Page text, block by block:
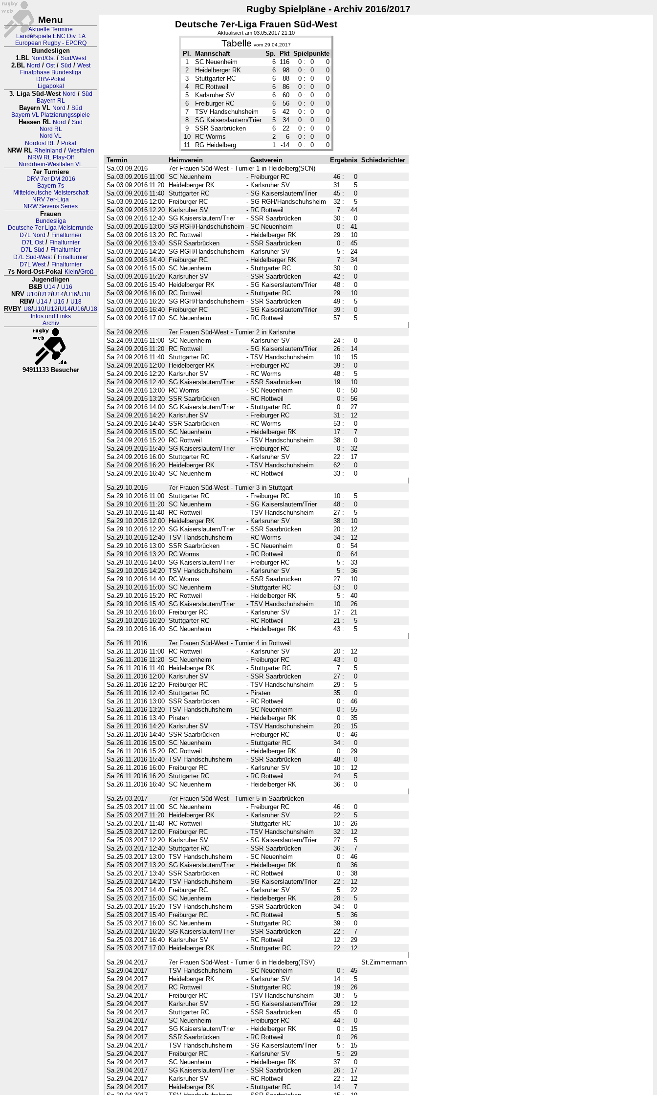
Rugby Spielpläne - Archiv 2016/2017
Menu
Aktuelle Termine
Länderspiele ENC Div. 1A
European Rugby - EPCRQ
Bundesligen
1.BL Nord/Ost/ Süd/West
2.BL Nord / Ost/ Süd / West
Finalphase Bundesliga
DRV-Pokal
Ligapokal
3. Liga Süd-West Nord / Süd
Bayern RL
Bayern VL Nord / Süd
Bayern VL Platzierungsspiele
Hessen RL Nord / Süd
Nord RL
Nord VL
Nordost RL / Pokal
NRW RL Rheinland / Westfalen
NRW RL Play-Off
Nordrhein-Westfalen VL
7er Turniere
DRV 7er DM 2016
Bayern 7s
Mitteldeutsche Meisterschaft
NRV 7er-Liga
NRW Sevens Series
Frauen
Bundesliga
Deutsche 7er Liga Meisterrunde
D7L Nord / Finalturnier
D7L Ost/ Finalturnier
D7L Süd / Finalturnier
D7L Süd-West/ Finalturnier
D7L West/ Finalturnier
7s Nord-Ost-Pokal Klein/Groß
Jugendligen
B&B U14 / U16
NRV U10/U12/U14/U16/U18
RBW U14 / U16 / U18
RVBY U8/U10/U12/U14/U16/U18
Infos und Links
Archiv
94911133 Besucher
Deutsche 7er-Liga Frauen Süd-West
Aktualisiert am 03.05.2017 21:10
Tabelle vom 29.04.2017
Pl. Mannschaft Sp. Pkt Spielpunkte
1
SC Neuenheim 6 116 0 : 0
0
2
Heidelberger RK 6 98 0 : 0
0
3
Stuttgarter RC 6 88 0 : 0
0
4
RC Rottweil 6 86 0 : 0
0
5
Karlsruher SV 6 60 0 : 0
0
6
Freiburger RC 6 56 0 : 0
0
7
TSV Handschuhsheim 6 42 0 : 0
0
8
SG Kaiserslautern/Trier 5 34 0 : 0
0
9
SSR Saarbrücken 6 22 0 : 0
0
10
RC Worms 2 6 0 : 0
0
11
RG Heidelberg 1 -14 0 : 0 0
Termin Heimverein Gastverein Ergebnis Schiedsrichter
Sa.03.09.2016
7er Frauen Süd-West - Turnier 1 in Heidelberg(SCN)
Sa.03.09.2016 11:00 SC Neuenheim - Freiburger RC 46 :
0
Sa.03.09.2016 11:20 Heidelberger RK - Karlsruher SV 31 :
5
Sa.03.09.2016 11:40 Stuttgarter RC - SG Kaiserslautern/Trier 45 :
0
Sa.03.09.2016 12:00 Freiburger RC - SG RGH/Handschuhsheim 32 :
5
Sa.03.09.2016 12:20 Karlsruher SV - RC Rottweil 7 :
44
Sa.03.09.2016 12:40 SG Kaiserslautern/Trier - SSR Saarbrücken 30 :
0
Sa.03.09.2016 13:00 SG RGH/Handschuhsheim - SC Neuenheim 0 :
41
Sa.03.09.2016 13:20 RC Rottweil - Heidelberger RK 29 :
10
Sa.03.09.2016 13:40 SSR Saarbrücken - SSR Saarbrücken 0 :
45
Sa.03.09.2016 14:20 SG RGH/Handschuhsheim - Karlsruher SV 5 :
24
Sa.03.09.2016 14:40 Freiburger RC - Heidelberger RK 7 :
34
Sa.03.09.2016 15:00 SC Neuenheim - Stuttgarter RC 30 :
0
Sa.03.09.2016 15:20 Karlsruher SV - SSR Saarbrücken 42 :
0
Sa.03.09.2016 15:40 Heidelberger RK - SG Kaiserslautern/Trier 48 :
0
Sa.03.09.2016 16:00 RC Rottweil - Stuttgarter RC 29 :
10
Sa.03.09.2016 16:20 SG RGH/Handschuhsheim - SSR Saarbrücken 49 :
5
Sa.03.09.2016 16:40 Freiburger RC - SG Kaiserslautern/Trier 39 :
0
Sa.03.09.2016 17:00 SC Neuenheim - RC Rottweil 57 :
5
Sa.24.09.2016
7er Frauen Süd-West - Turnier 2 in Karlsruhe
Sa.24.09.2016 11:00 SC Neuenheim - Karlsruher SV 24 :
0
Sa.24.09.2016 11:20 RC Rottweil - SG Kaiserslautern/Trier 26 :
14
Sa.24.09.2016 11:40 Stuttgarter RC - TSV Handschuhsheim 10 :
15
Sa.24.09.2016 12:00 Heidelberger RK - Freiburger RC 39 :
0
Sa.24.09.2016 12:20 Karlsruher SV - RC Worms 48 :
5
Sa.24.09.2016 12:40 SG Kaiserslautern/Trier - SSR Saarbrücken 19 :
10
Sa.24.09.2016 13:00 RC Worms - SC Neuenheim 0 :
50
Sa.24.09.2016 13:20 SSR Saarbrücken - RC Rottweil 0 :
56
Sa.24.09.2016 14:00 SG Kaiserslautern/Trier - Stuttgarter RC 0 :
27
Sa.24.09.2016 14:20 Karlsruher SV - Freiburger RC 31 :
12
Sa.24.09.2016 14:40 SSR Saarbrücken - RC Worms 53 :
0
Sa.24.09.2016 15:00 SC Neuenheim - Heidelberger RK 17 :
7
Sa.24.09.2016 15:20 RC Rottweil - TSV Handschuhsheim 38 :
0
Sa.24.09.2016 15:40 SG Kaiserslautern/Trier - Freiburger RC 0 :
32
Sa.24.09.2016 16:00 Stuttgarter RC - Karlsruher SV 22 :
17
Sa.24.09.2016 16:20 Heidelberger RK - TSV Handschuhsheim 62 :
0
Sa.24.09.2016 16:40 SC Neuenheim - RC Rottweil 33 :
0
Sa.29.10.2016
7er Frauen Süd-West - Turnier 3 in Stuttgart
Sa.29.10.2016 11:00 Stuttgarter RC - Freiburger RC 10 :
5
Sa.29.10.2016 11:20 SC Neuenheim - SG Kaiserslautern/Trier 48 :
0
Sa.29.10.2016 11:40 RC Rottweil - TSV Handschuhsheim 27 :
5
Sa.29.10.2016 12:00 Heidelberger RK - Karlsruher SV 38 :
10
Sa.29.10.2016 12:20 SG Kaiserslautern/Trier - SSR Saarbrücken 20 :
12
Sa.29.10.2016 12:40 TSV Handschuhsheim - RC Worms 34 :
12
Sa.29.10.2016 13:00 SSR Saarbrücken - SC Neuenheim 0 :
54
Sa.29.10.2016 13:20 RC Worms - RC Rottweil 0 :
64
Sa.29.10.2016 14:00 SG Kaiserslautern/Trier - Freiburger RC 5 :
33
Sa.29.10.2016 14:20 TSV Handschuhsheim - Karlsruher SV 5 :
36
Sa.29.10.2016 14:40 RC Worms - SSR Saarbrücken 27 :
10
Sa.29.10.2016 15:00 SC Neuenheim - Stuttgarter RC 53 :
0
Sa.29.10.2016 15:20 RC Rottweil - Heidelberger RK 5 :
40
Sa.29.10.2016 15:40 SG Kaiserslautern/Trier - TSV Handschuhsheim 10 :
26
Sa.29.10.2016 16:00 Freiburger RC - Karlsruher SV 17 :
21
Sa.29.10.2016 16:20 Stuttgarter RC - RC Rottweil 21 :
5
Sa.29.10.2016 16:40 SC Neuenheim - Heidelberger RK 43 :
5
Sa.26.11.2016
7er Frauen Süd-West - Turnier 4 in Rottweil
Sa.26.11.2016 11:00 RC Rottweil - Karlsruher SV 20 :
12
Sa.26.11.2016 11:20 SC Neuenheim - Freiburger RC 43 :
0
Sa.26.11.2016 11:40 Heidelberger RK - Stuttgarter RC 7 :
5
Sa.26.11.2016 12:00 Karlsruher SV - SSR Saarbrücken 27 :
0
Sa.26.11.2016 12:20 Freiburger RC - TSV Handschuhsheim 29 :
5
Sa.26.11.2016 12:40 Stuttgarter RC - Piraten 35 :
0
Sa.26.11.2016 13:00 SSR Saarbrücken - RC Rottweil 0 :
46
Sa.26.11.2016 13:20 TSV Handschuhsheim - SC Neuenheim 0 :
55
Sa.26.11.2016 13:40 Piraten - Heidelberger RK 0 :
35
Sa.26.11.2016 14:20 Karlsruher SV - TSV Handschuhsheim 20 :
15
Sa.26.11.2016 14:40 SSR Saarbrücken - Freiburger RC 0 :
46
Sa.26.11.2016 15:00 SC Neuenheim - Stuttgarter RC 34 :
0
Sa.26.11.2016 15:20 RC Rottweil - Heidelberger RK 0 :
29
Sa.26.11.2016 15:40 TSV Handschuhsheim - SSR Saarbrücken 48 :
0
Sa.26.11.2016 16:00 Freiburger RC - Karlsruher SV 10 :
12
Sa.26.11.2016 16:20 Stuttgarter RC - RC Rottweil 24 :
5
Sa.26.11.2016 16:40 SC Neuenheim - Heidelberger RK 36 :
0
Sa.25.03.2017
7er Frauen Süd-West - Turnier 5 in Saarbrücken
Sa.25.03.2017 11:00 SC Neuenheim - Freiburger RC 46 :
0
Sa.25.03.2017 11:20 Heidelberger RK - Karlsruher SV 22 :
5
Sa.25.03.2017 11:40 RC Rottweil - Stuttgarter RC 10 :
26
Sa.25.03.2017 12:00 Freiburger RC - TSV Handschuhsheim 32 :
12
Sa.25.03.2017 12:20 Karlsruher SV - SG Kaiserslautern/Trier 27 :
5
Sa.25.03.2017 12:40 Stuttgarter RC - SSR Saarbrücken 36 :
7
Sa.25.03.2017 13:00 TSV Handschuhsheim - SC Neuenheim 0 :
46
Sa.25.03.2017 13:20 SG Kaiserslautern/Trier - Heidelberger RK 0 :
36
Sa.25.03.2017 13:40 SSR Saarbrücken - RC Rottweil 0 :
38
Sa.25.03.2017 14:20 TSV Handschuhsheim - SG Kaiserslautern/Trier 22 :
12
Sa.25.03.2017 14:40 Freiburger RC - Karlsruher SV 5 :
22
Sa.25.03.2017 15:00 SC Neuenheim - Heidelberger RK 28 :
5
Sa.25.03.2017 15:20 TSV Handschuhsheim - SSR Saarbrücken 34 :
0
Sa.25.03.2017 15:40 Freiburger RC - RC Rottweil 5 :
36
Sa.25.03.2017 16:00 SC Neuenheim - Stuttgarter RC 39 :
0
Sa.25.03.2017 16:20 SG Kaiserslautern/Trier - SSR Saarbrücken 22 :
7
Sa.25.03.2017 16:40 Karlsruher SV - RC Rottweil 12 :
29
Sa.25.03.2017 17:00 Heidelberger RK - Stuttgarter RC 22 :
12
Sa.29.04.2017
7er Frauen Süd-West - Turnier 6 in Heidelberg(TSV)
St.Zimmermann
Sa.29.04.2017
TSV Handschuhsheim - SC Neuenheim 0 :
45
Sa.29.04.2017
Heidelberger RK - Karlsruher SV 14 :
5
Sa.29.04.2017
RC Rottweil - Stuttgarter RC 19 :
26
Sa.29.04.2017
Freiburger RC - TSV Handschuhsheim 38 :
5
Sa.29.04.2017
Karlsruher SV - SG Kaiserslautern/Trier 29 :
12
Sa.29.04.2017
Stuttgarter RC - SSR Saarbrücken 45 :
0
Sa.29.04.2017
SC Neuenheim - Freiburger RC 44 :
0
Sa.29.04.2017
SG Kaiserslautern/Trier - Heidelberger RK 0 :
15
Sa.29.04.2017
SSR Saarbrücken - RC Rottweil 0 :
26
Sa.29.04.2017
TSV Handschuhsheim - SG Kaiserslautern/Trier 5 :
15
Sa.29.04.2017
Freiburger RC - Karlsruher SV 5 :
29
Sa.29.04.2017
SC Neuenheim - Heidelberger RK 37 :
0
Sa.29.04.2017
SG Kaiserslautern/Trier - SSR Saarbrücken 26 :
17
Sa.29.04.2017
Karlsruher SV - RC Rottweil 22 :
12
Sa.29.04.2017
Heidelberger RK - Stuttgarter RC 14 :
7